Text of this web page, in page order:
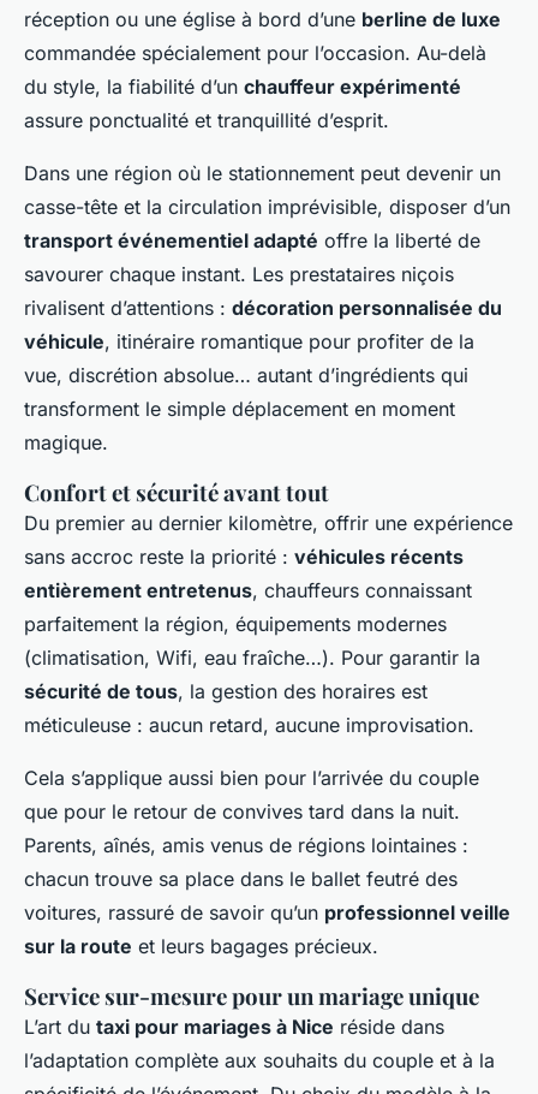
réception ou une église à bord d’une berline de luxe
commandée spécialement pour l’occasion. Au-delà
du style, la fiabilité d’un chauffeur expérimenté
assure ponctualité et tranquillité d’esprit.
Dans une région où le stationnement peut devenir un
casse-tête et la circulation imprévisible, disposer d’un
transport événementiel adapté offre la liberté de
savourer chaque instant. Les prestataires niçois
rivalisent d’attentions : décoration personnalisée du
véhicule, itinéraire romantique pour profiter de la
vue, discrétion absolue… autant d’ingrédients qui
transforment le simple déplacement en moment
magique.
Confort et sécurité avant tout
Du premier au dernier kilomètre, offrir une expérience
sans accroc reste la priorité : véhicules récents
entièrement entretenus, chauffeurs connaissant
parfaitement la région, équipements modernes
(climatisation, Wifi, eau fraîche…). Pour garantir la
sécurité de tous, la gestion des horaires est
méticuleuse : aucun retard, aucune improvisation.
Cela s’applique aussi bien pour l’arrivée du couple
que pour le retour de convives tard dans la nuit.
Parents, aînés, amis venus de régions lointaines :
chacun trouve sa place dans le ballet feutré des
voitures, rassuré de savoir qu’un professionnel veille
sur la route et leurs bagages précieux.
Service sur-mesure pour un mariage unique
L’art du taxi pour mariages à Nice réside dans
l’adaptation complète aux souhaits du couple et à la